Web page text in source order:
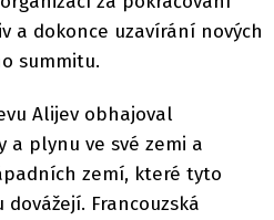
a dokonce uzavírání nových
summitu.
Alijev obhajoval
a plynu ve své zemi a
zemí, které tyto
Francouzská